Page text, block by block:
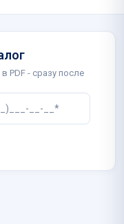
PDF - сразу после